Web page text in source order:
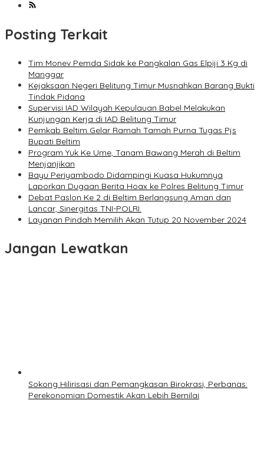
Posting Terkait
Tim Monev Pemda Sidak ke Pangkalan Gas Elpiji 3 Kg di
Manggar
Kejaksaan Negeri Belitung Timur Musnahkan Barang Bukti
Tindak Pidana
Supervisi IAD Wilayah Kepulauan Babel Melakukan
Kunjungan Kerja di IAD Belitung Timur
Pemkab Beltim Gelar Ramah Tamah Purna Tugas Pjs
Bupati Beltim
Program Yuk Ke Ume, Tanam Bawang Merah di Beltim
Menjanjikan
Bayu Periyambodo Didampingi Kuasa Hukumnya
Laporkan Dugaan Berita Hoax ke Polres Belitung Timur
Debat Paslon Ke 2 di Beltim Berlangsung Aman dan
Lancar, Sinergitas TNI-POLRI.
Layanan Pindah Memilih Akan Tutup 20 November 2024
Jangan Lewatkan
Sokong Hilirisasi dan Pemangkasan Birokrasi, Perbanas:
Perekonomian Domestik Akan Lebih Bernilai